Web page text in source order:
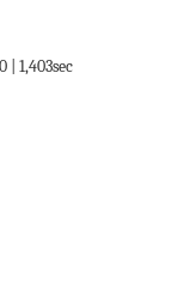
| 1,403sec